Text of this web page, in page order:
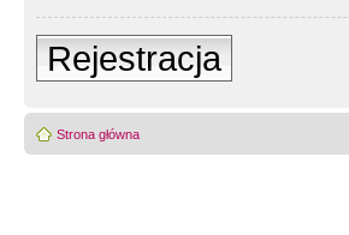
Rejestracja
Strona główna